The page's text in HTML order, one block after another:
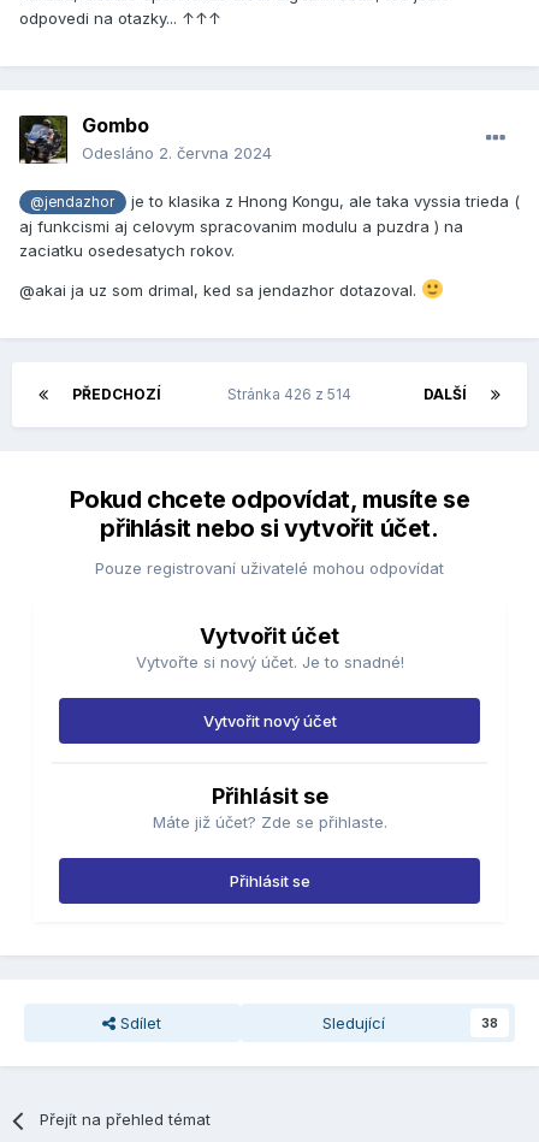
odpovedi na otazky... ↑↑↑
Gombo
Odesláno 2. června 2024
@jendazhor
je to klasika z Hnong Kongu, ale taka vyssia trieda (
aj funkcismi aj celovym spracovanim modulu a puzdra ) na
zaciatku osedesatych rokov.
@akai ja uz som drimal, ked sa jendazhor dotazoval.
PŘEDCHOZÍ DALŠÍ
Stránka 426 z 514
Pokud chcete odpovídat, musíte se
přihlásit nebo si vytvořit účet.
Pouze registrovaní uživatelé mohou odpovídat
Vytvořit účet
Vytvořte si nový účet. Je to snadné!
Vytvořit nový účet
Přihlásit se
Máte již účet? Zde se přihlaste.
Přihlásit se
Sdílet Sledující 38
Přejít na přehled témat